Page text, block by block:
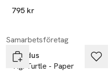
795 kr
Samarbetsföretag
Residus
Tigi Turtle - Paper